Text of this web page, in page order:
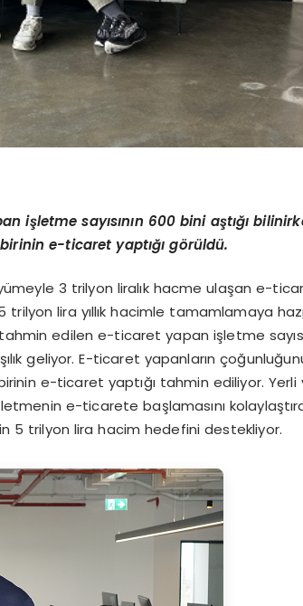
işletme sayısının 600 bini aştığı
e-ticaret yaptığıgörüldü.
3 trilyon liralık hacme ulaşan e-
trilyon lira yıllık hacimle tamamlamaya hazı
edilen e-ticaret yapan işletme
geliyor. E-ticaret yapanların
birinin e-ticaret yaptığı tahmin ediliyor.
e-ticarete başlamasını
5 trilyon lira hacim hedefini destekliyor.